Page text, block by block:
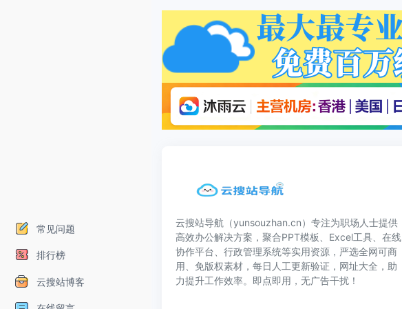
常见问题
排行榜
云搜站博客
云搜站导航（yunsouzhan.cn）专注为职场人士提供
高效办公解决方案，聚合PPT模板、Excel工具、在线
协作平台、行政管理系统等实用资源，严选全网可商
用、免版权素材，每日人工更新验证，网址大全，助
力提升工作效率。即点即用，无广告干扰！